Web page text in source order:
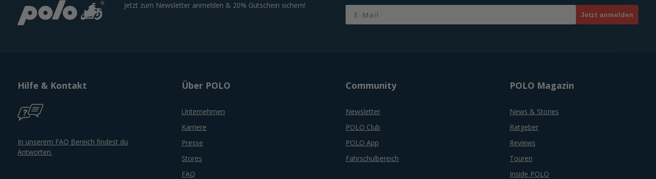
Jetzt zum Newsletter anmelden & 20% Gutschein sichern! Email
Jetzt anmelden
Hilfe & Kontakt
In unserem FAQ Bereich findest du
Antworten.
Über POLO
Unternehmen
Karriere
Presse
Stores
FAQ
Community
Newsletter
POLO Club
POLO App
Fahrschulbereich
POLO Magazin
News & Stories
Ratgeber
Reviews
Touren
Inside POLO